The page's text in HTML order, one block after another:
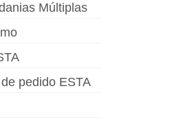
Múltiplas
pedido ESTA